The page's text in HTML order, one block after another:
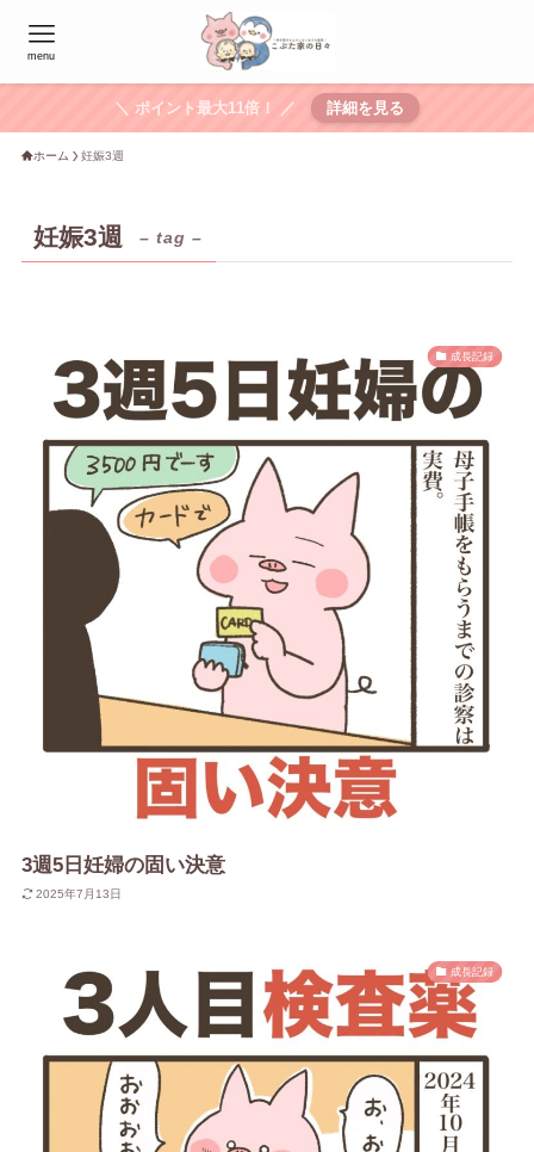
menu
＼ ポイント最大11倍！ ／ 詳細を見る
ホーム 妊娠3週
妊娠3週 – tag –
成長記録
3週5日妊婦の固い決意
2025年7月13日
成長記録